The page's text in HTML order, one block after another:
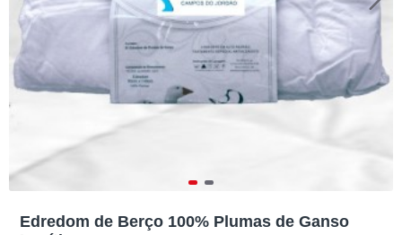
Edredom de Berço 100% Plumas de Ganso